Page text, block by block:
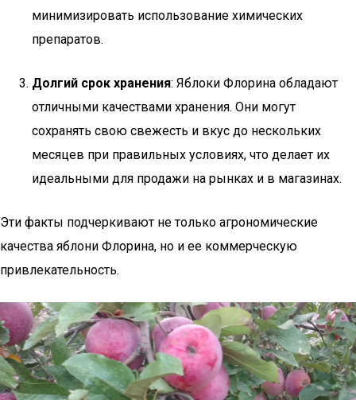
минимизировать использование химических
препаратов.
Долгий срок хранения: Яблоки Флорина обладают
отличными качествами хранения. Они могут
сохранять свою свежесть и вкус до нескольких
месяцев при правильных условиях, что делает их
идеальными для продажи на рынках и в магазинах.
Эти факты подчеркивают не только агрономические
качества яблони Флорина, но и ее коммерческую
привлекательность.